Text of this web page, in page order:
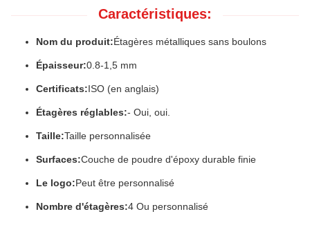
Caractéristiques:
Nom du produit:Étagères métalliques sans boulons
Épaisseur:0.8-1,5 mm
Certificats:ISO (en anglais)
Étagères réglables:- Oui, oui.
Taille:Taille personnalisée
Surfaces:Couche de poudre d'époxy durable finie
Le logo:Peut être personnalisé
Nombre d'étagères:4 Ou personnalisé